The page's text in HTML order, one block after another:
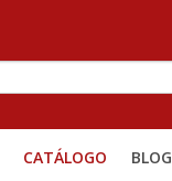
CATÁLOGO BLOG